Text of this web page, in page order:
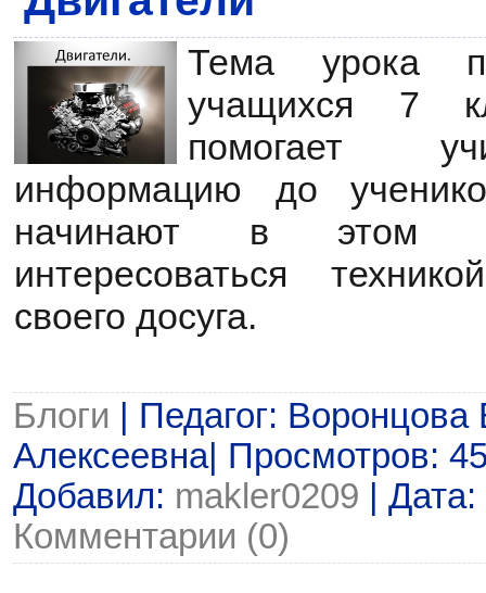
Тема урока
учащихся 7
помогает
информацию до
начинают в этом
интересоваться
своего досуга.
Блоги | Педагог: Воронцова
Алексеевна| Просмотров:
Добавил: makler0209 | Дата:
Комментарии (0)